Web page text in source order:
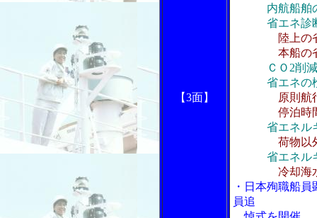
【3面】
内航船舶の
省エネ診断
陸上の
本船の省
ＣＯ2削
省エネの
原則航
停泊時間の
省エネル
荷物以
省エネル
冷却海
・日本殉職船
員追